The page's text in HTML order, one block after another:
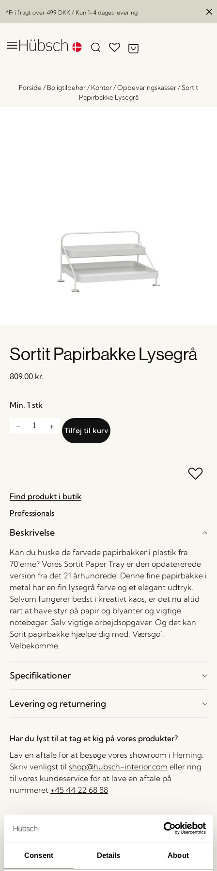
Consent Details About
*Fri fragt over 499 DKK / Kun 1-4 dages levering
Forside/ Boligtilbehør/ Kontor/Opbevaringskasser/ Sortit
Papirbakke Lysegrå
Sortit Papirbakke Lysegrå
809,00 kr.
Min. 1 stk
Tilføj til kurv
Find produkt i butik
Professionals
Beskrivelse
Kan du huske de farvede papirbakker i plastik fra
70’erne? Vores Sortit Paper Tray er den opdatererede
version fra det 21 århundrede. Denne fine papirbakke i
metal har en fin lysegrå farve og et elegant udtryk.
Selvom fungerer bedst i kreativt kaos, er det nu altid
rart at have styr på papir og blyanter og vigtige
notebøger. Selv vigtige arbejdsopgaver. Og det kan
Sorit papirbakke hjælpe dig med. Værsgo’.
Velbekomme.
Specifikationer
Levering og returnering
Har du lyst til at tag et kig på vores produkter?
Lav en aftale for at besøge vores showroom i Herning.
Skriv venligst til shop@hubsch-interior.com eller ring
til vores kundeservice for at lave en aftale på
nummeret +45 44 22 68 88
Levering indenfor 1-4 hverdage
30 dages returret
Fri fragt over499 DKK*